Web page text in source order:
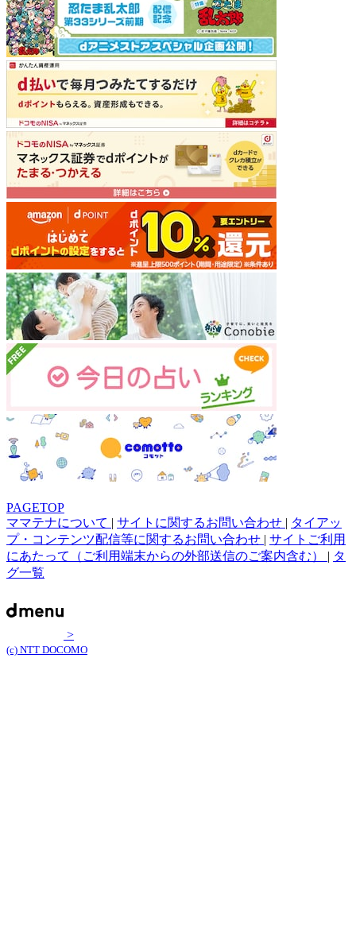
PAGETOP
ママテナについて | サイトに関するお問い合わせ | タイアッ
プ・コンテンツ配信等に関するお問い合わせ | サイトご利用
にあたって（ご利用端末からの外部送信のご案内含む） | タ
グ一覧
>
(c) NTT DOCOMO